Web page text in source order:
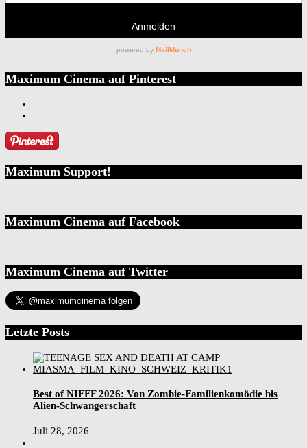
Maximum Cinema auf Pinterest
Maximum Support!
Maximum Cinema auf Facebook
Maximum Cinema auf Twitter
Letzte Posts
Best of NIFFF 2026: Von Zombie-Familienkomödie bis
Alien-Schwangerschaft
Juli 28, 2026